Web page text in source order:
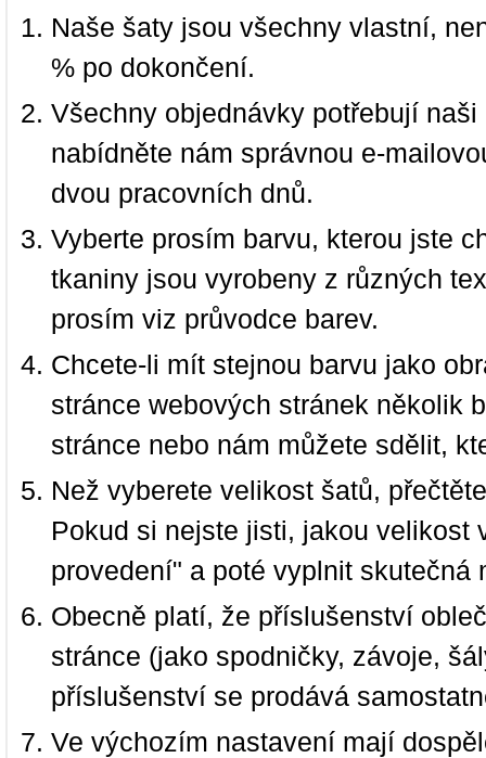
Naše šaty jsou všechny vlastní,
% po dokončení.
Všechny objednávky potřebují
nabídněte nám správnou e-
dvou pracovních dnů.
Vyberte prosím barvu, kterou jste
tkaniny jsou vyrobeny z různých
prosím viz průvodce barev.
Chcete-li mít stejnou barvu jako
stránce webových stránek několik
stránce nebo nám můžete sdělit,
Než vyberete velikost šatů,
Pokud si nejste jisti, jakou velikost
provedení" a poté vyplnit
Obecně platí, že příslušenství
stránce (jako spodničky, závoje,
příslušenství se prodává
Ve výchozím nastavení mají